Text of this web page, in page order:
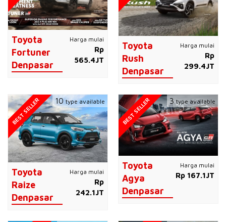
Toyota
Fortuner
Denpasar
Harga mulai
Rp
565.4JT
Toyota
Rush
Denpasar
Harga mulai
Rp
299.4JT
Toyota
Raize
Denpasar
Harga mulai
Rp
242.1JT
BEST SELLER 10 type available
Toyota
Agya
Denpasar
Harga mulai
Rp 167.1JT
BEST SELLER 3type available